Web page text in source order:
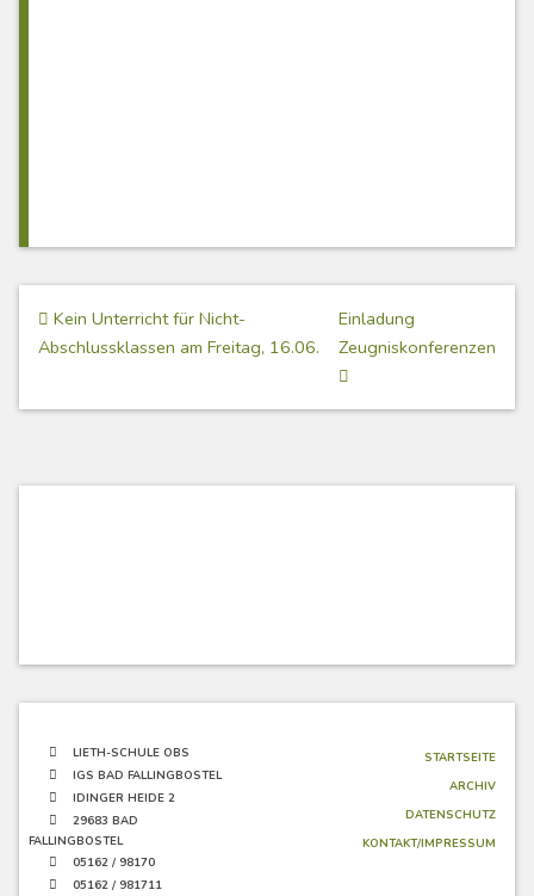
Beitragsnavigation
Kein Unterricht für Nicht-
Abschlussklassen am Freitag, 16.06.
Einladung
Zeugniskonferenzen
LIETH-SCHULE OBS
IGS BAD FALLINGBOSTEL
IDINGER HEIDE 2
29683 BAD
FALLINGBOSTEL
05162 / 98170
05162 / 981711
STARTSEITE
ARCHIV
DATENSCHUTZ
KONTAKT/IMPRESSUM